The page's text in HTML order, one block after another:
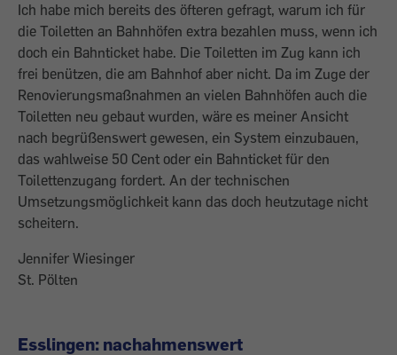
Ich habe mich bereits des öfteren gefragt, warum ich für
die Toiletten an Bahnhöfen extra bezahlen muss, wenn ich
doch ein Bahnticket habe. Die Toiletten im Zug kann ich
frei benützen, die am Bahnhof aber nicht. Da im Zuge der
Renovierungsmaßnahmen an vielen Bahnhöfen auch die
Toiletten neu gebaut wurden, wäre es meiner Ansicht
nach begrüßenswert gewesen, ein System einzubauen,
das wahlweise 50 Cent oder ein Bahnticket für den
Toilettenzugang fordert. An der technischen
Umsetzungsmöglichkeit kann das doch heutzutage nicht
scheitern.
Jennifer Wiesinger
St. Pölten
Esslingen: nachahmenswert